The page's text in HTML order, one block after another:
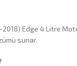
2018) Edge 4 Litre
sunar.